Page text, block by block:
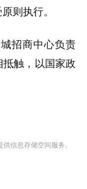
则执行。
招商中心负责
触，以国家政
信息存储空间服务。